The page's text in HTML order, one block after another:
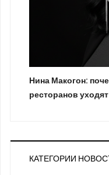
Нина Макогон:
ресторанов
КАТЕГОРИИ